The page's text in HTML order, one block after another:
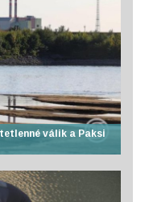
válik a Paksi